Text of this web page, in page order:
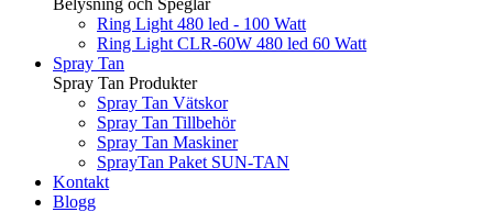
Ring Light 480 led - 100 Watt
Ring Light CLR-60W 480 led 60 Watt
Spray Tan
Spray Tan Produkter
Spray Tan Vätskor
Spray Tan Tillbehör
Spray Tan Maskiner
SprayTan Paket SUN-TAN
Kontakt
Blogg